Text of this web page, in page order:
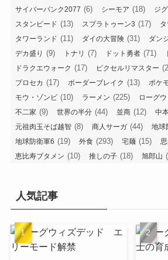
サイバーパンク2077 (6) シーモア (18) ジ
スタンピード (13) スプラトゥーン3 (17)
タワーランド (11) ダイの大冒険 (31) ダン
デカ盛り (9) トナリ (7) ドット勇者 (71)
ドラクエウォーク (17) ピクセルリマスター
プロセカ (17) ボーダーブレイク (13) ポケ
モウ・ゾンビ (10) ラーメン (225) ローグ
不二家 (9) 世界の半分 (44) 並商 (12) 中
元祖肉玉そば越智 (8) 商人サーガ (44) 地球
地球防衛軍6 (19) 外食 (293) 宅麺 (15)
恵比寿ブタメン (10) 推しの子 (18) 旭郎山
人気記事